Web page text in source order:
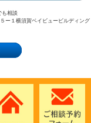
も相談
ー１横須賀ベイビュービルディング